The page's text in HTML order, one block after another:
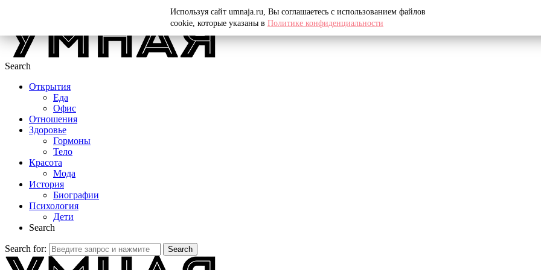
Search
Открытия
Еда
Офис
Отношения
Здоровье
Гормоны
Тело
Красота
Мода
История
Биографии
Психология
Дети
Search
Search for: Search
Используя сайт umnaja.ru, Вы соглашаетесь с использованием файлов
cookie, которые указаны в Политике конфиденциальности